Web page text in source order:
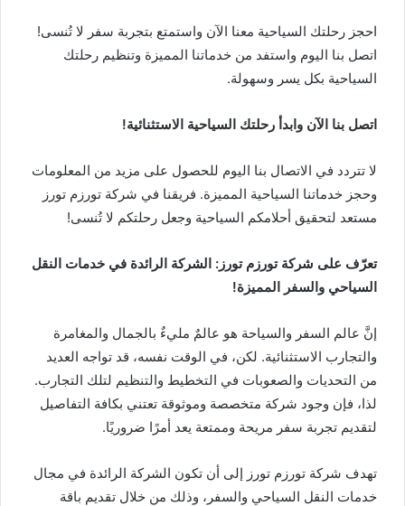
احجز رحلتك السياحية معنا الآن واستمتع بتجربة سفر لا تُنسى!
اتصل بنا اليوم واستفد من خدماتنا المميزة وتنظيم رحلتك
السياحية بكل يسر وسهولة.
اتصل بنا الآن وابدأ رحلتك السياحية الاستثنائية!
لا تتردد في الاتصال بنا اليوم للحصول على مزيد من المعلومات
وحجز خدماتنا السياحية المميزة. فريقنا في شركة تورزم تورز
مستعد لتحقيق أحلامكم السياحية وجعل رحلتكم لا تُنسى!
تعرّف على شركة تورزم تورز: الشركة الرائدة في خدمات النقل
السياحي والسفر المميزة!
إنَّ عالم السفر والسياحة هو عالمٌ مليءٌ بالجمال والمغامرة
والتجارب الاستثنائية. لكن، في الوقت نفسه، قد تواجه العديد
من التحديات والصعوبات في التخطيط والتنظيم لتلك التجارب.
لذا، فإن وجود شركة متخصصة وموثوقة تعتني بكافة التفاصيل
لتقديم تجربة سفر مريحة وممتعة يعد أمرًا ضروريًا.
تهدف شركة تورزم تورز إلى أن تكون الشركة الرائدة في مجال
خدمات النقل السياحي والسفر، وذلك من خلال تقديم باقة